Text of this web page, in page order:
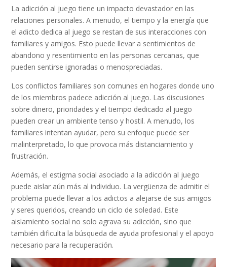
La adicción al juego tiene un impacto devastador en las
relaciones personales. A menudo, el tiempo y la energía que
el adicto dedica al juego se restan de sus interacciones con
familiares y amigos. Esto puede llevar a sentimientos de
abandono y resentimiento en las personas cercanas, que
pueden sentirse ignoradas o menospreciadas.
Los conflictos familiares son comunes en hogares donde uno
de los miembros padece adicción al juego. Las discusiones
sobre dinero, prioridades y el tiempo dedicado al juego
pueden crear un ambiente tenso y hostil. A menudo, los
familiares intentan ayudar, pero su enfoque puede ser
malinterpretado, lo que provoca más distanciamiento y
frustración.
Además, el estigma social asociado a la adicción al juego
puede aislar aún más al individuo. La vergüenza de admitir el
problema puede llevar a los adictos a alejarse de sus amigos
y seres queridos, creando un ciclo de soledad. Este
aislamiento social no solo agrava su adicción, sino que
también dificulta la búsqueda de ayuda profesional y el apoyo
necesario para la recuperación.